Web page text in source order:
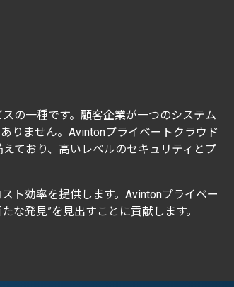
の一種です。顧客企業が一つのシステム
りません。Avintonプライベートクラウド
ており、高いレベルのセキュリティとプ
ト効率を提供します。Avintonプライベー
な発見”を見出すことに貢献します。